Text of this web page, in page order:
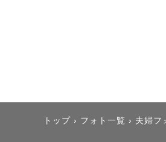
トップ › フォト一覧 › 夫婦フ